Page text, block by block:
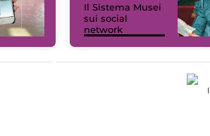
Il Sistema Musei
sui social
network